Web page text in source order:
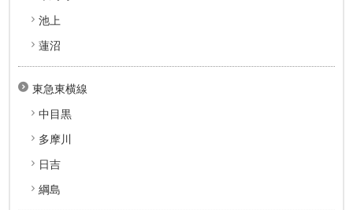
池上
蓮沼
東急東横線
中目黒
多摩川
日吉
綱島